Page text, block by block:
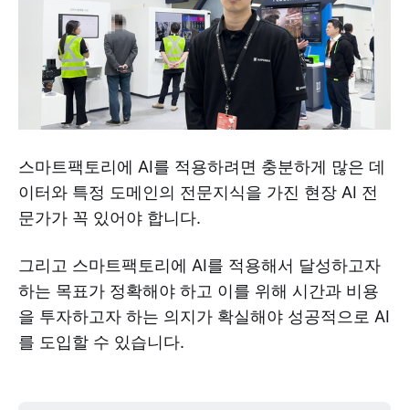
스마트팩토리에 AI를 적용하려면 충분하게 많은 데
이터와 특정 도메인의 전문지식을 가진 현장 AI 전
문가가 꼭 있어야 합니다.
그리고 스마트팩토리에 AI를 적용해서 달성하고자
하는 목표가 정확해야 하고 이를 위해 시간과 비용
을 투자하고자 하는 의지가 확실해야 성공적으로 AI
를 도입할 수 있습니다.